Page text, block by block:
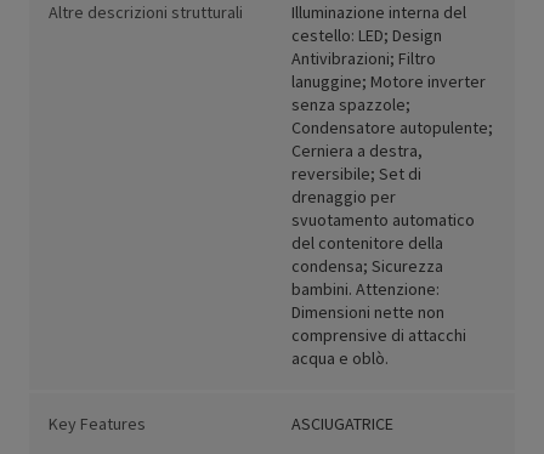
Altre descrizioni strutturali
Illuminazione interna del
cestello: LED; Design
Antivibrazioni; Filtro
lanuggine; Motore inverter
senza spazzole;
Condensatore autopulente;
Cerniera a destra,
reversibile; Set di
drenaggio per
svuotamento automatico
del contenitore della
condensa; Sicurezza
bambini. Attenzione:
Dimensioni nette non
comprensive di attacchi
acqua e oblò.
Key Features ASCIUGATRICE